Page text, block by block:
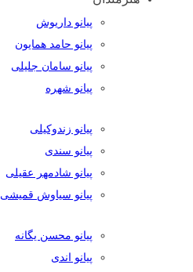
پیانو داریوش
پیانو حامد همایون
پیانو سامان جلیلی
پیانو شهره
پیانو زندوکیلی
پیانو سندی
پیانو شادمهر عقیلی
پیانو سیاوش قمیشی
پیانو محسن یگانه
پیانو اندی